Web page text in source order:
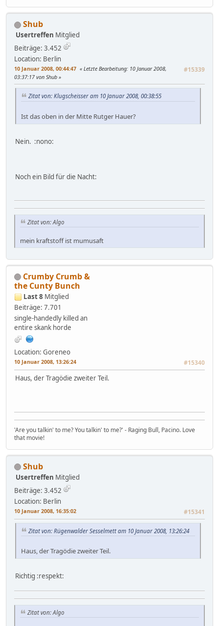
Shub
Usertreffen Mitglied
Beiträge: 3.452
Location: Berlin
10 Januar 2008, 00:44:47 #15339
Letzte Bearbeitung: 10 Januar 2008,
03:37:17 von Shub
Zitat von: Klugscheisser am 10 Januar 2008, 00:38:55
Ist das oben in der Mitte Rutger Hauer?
Nein. :nono:
Noch ein Bild für die Nacht:
Zitat von: Algo
mein kraftstoff ist mumusaft
Crumby Crumb &
the Cunty Bunch
Last 8 Mitglied
Beiträge: 7.701
single-handedly killed an
entire skank horde
Location: Goreneo
10 Januar 2008, 13:26:24 #15340
Haus, der Tragödie zweiter Teil.
'Are you talkin' to me? You talkin' to me?' - Raging Bull, Pacino. Love
that movie!
Shub
Usertreffen Mitglied
Beiträge: 3.452
Location: Berlin
10 Januar 2008, 16:35:02 #15341
Zitat von: Rügenwalder Sesselmett am 10 Januar 2008, 13:26:24
Haus, der Tragödie zweiter Teil.
Richtig :respekt:
Zitat von: Algo